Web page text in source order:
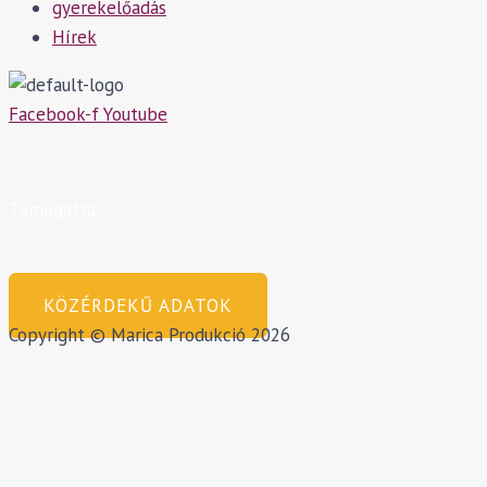
gyerekelőadás
Hírek
Facebook-fYoutube
KÖZÉRDEKŰ ADATOK
Copyright © Marica Produkció 2026